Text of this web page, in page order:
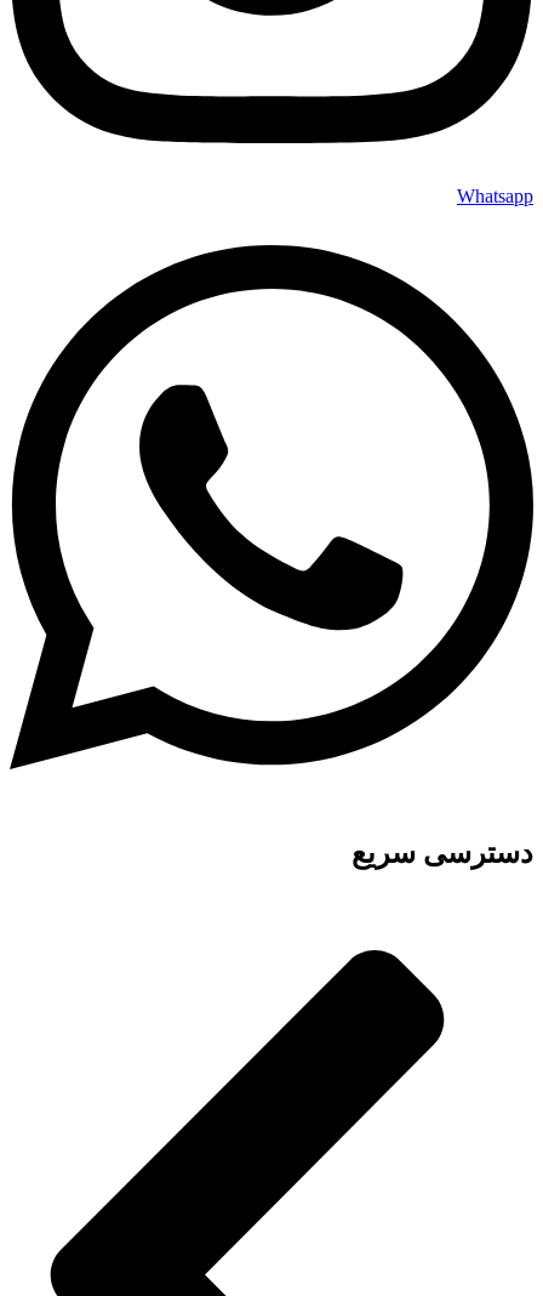
Whatsapp
دسترسی سریع